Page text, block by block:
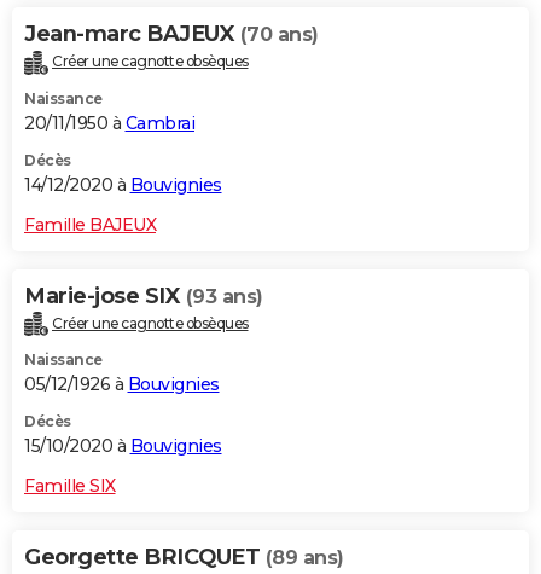
Jean-marc BAJEUX (70 ans)
Créer une cagnotte obsèques
Naissance
20/11/1950 à Cambrai
Décès
14/12/2020 à Bouvignies
Famille BAJEUX
Marie-jose SIX (93 ans)
Créer une cagnotte obsèques
Naissance
05/12/1926 à Bouvignies
Décès
15/10/2020 à Bouvignies
Famille SIX
Georgette BRICQUET (89 ans)